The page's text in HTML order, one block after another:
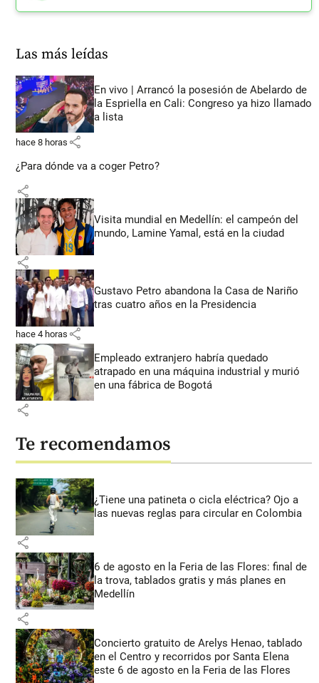
Las más leídas
En vivo | Arrancó la posesión de Abelardo de
la Espriella en Cali: Congreso ya hizo llamado
a lista
hace 8 horas share
¿Para dónde va a coger Petro?
share
Visita mundial en Medellín: el campeón del
mundo, Lamine Yamal, está en la ciudad
share
Gustavo Petro abandona la Casa de Nariño
tras cuatro años en la Presidencia
hace 4 horas share
Empleado extranjero habría quedado
atrapado en una máquina industrial y murió
en una fábrica de Bogotá
share
Te recomendamos
¿Tiene una patineta o cicla eléctrica? Ojo a
las nuevas reglas para circular en Colombia
share
6 de agosto en la Feria de las Flores: final de
la trova, tablados gratis y más planes en
Medellín
share
Concierto gratuito de Arelys Henao, tablado
en el Centro y recorridos por Santa Elena
este 6 de agosto en la Feria de las Flores